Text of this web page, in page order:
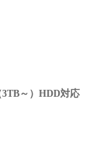
～）HDD対応